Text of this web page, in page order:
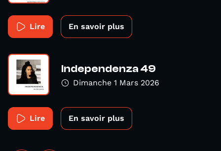
Lire En savoir plus
Independenza 49
Dimanche 1 Mars 2026
Lire En savoir plus